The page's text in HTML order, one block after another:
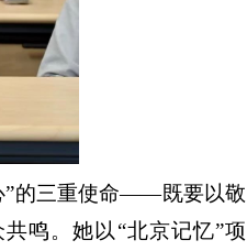
”的三重使命——既要以敬
鸣。她以“北京记忆”项